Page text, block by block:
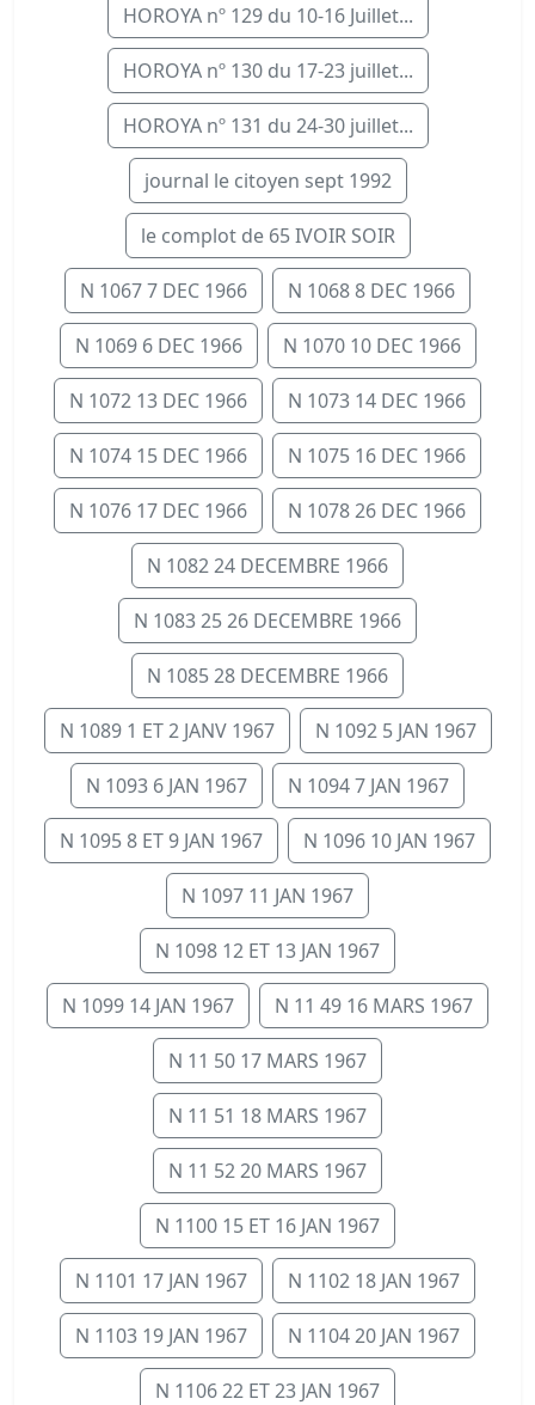
HOROYA nº 129 du 10-16 Juillet...
HOROYA nº 130 du 17-23 juillet...
HOROYA nº 131 du 24-30 juillet...
journal le citoyen sept 1992
le complot de 65 IVOIR SOIR
N 1067 7 DEC 1966 N 1068 8 DEC 1966
N 1069 6 DEC 1966 N 1070 10 DEC 1966
N 1072 13 DEC 1966 N 1073 14 DEC 1966
N 1074 15 DEC 1966 N 1075 16 DEC 1966
N 1076 17 DEC 1966 N 1078 26 DEC 1966
N 1082 24 DECEMBRE 1966
N 1083 25 26 DECEMBRE 1966
N 1085 28 DECEMBRE 1966
N 1089 1 ET 2 JANV 1967 N 1092 5 JAN 1967
N 1093 6 JAN 1967 N 1094 7 JAN 1967
N 1095 8 ET 9 JAN 1967 N 1096 10 JAN 1967
N 1097 11 JAN 1967
N 1098 12 ET 13 JAN 1967
N 1099 14 JAN 1967 N 11 49 16 MARS 1967
N 11 50 17 MARS 1967
N 11 51 18 MARS 1967
N 11 52 20 MARS 1967
N 1100 15 ET 16 JAN 1967
N 1101 17 JAN 1967 N 1102 18 JAN 1967
N 1103 19 JAN 1967 N 1104 20 JAN 1967
N 1106 22 ET 23 JAN 1967